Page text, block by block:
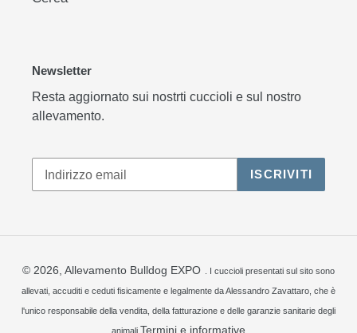
Newsletter
Resta aggiornato sui nostrti cuccioli e sul nostro
allevamento.
ISCRIVITI
© 2026, Allevamento Bulldog EXPO . I cuccioli presentati sul sito sono
allevati, accuditi e ceduti fisicamente e legalmente da Alessandro Zavattaro, che è
l'unico responsabile della vendita, della fatturazione e delle garanzie sanitarie degli
animali Termini e informative